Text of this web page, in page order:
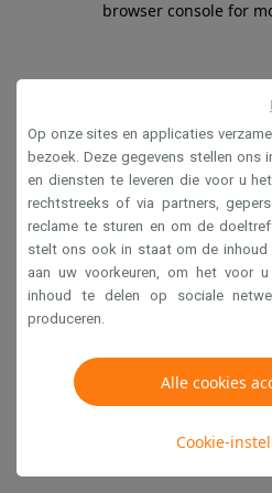
browser console for
Op onze sites en applicaties
bezoek. Deze gegevens stellen ons
en diensten te leveren die voor u
rechtstreeks of via partners,
reclame te sturen en om de
stelt ons ook in staat om de inhoud
aan uw voorkeuren, om het voor
inhoud te delen op sociale
produceren.
Alle cookies
Cookie-